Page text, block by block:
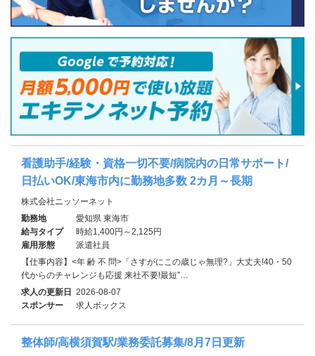
看護助手/経験・資格一切不要/病院内の日常サポート/
日払いOK/東海市内に勤務地多数 2カ月～長期
株式会社ニッソーネット
勤務地
愛知県 東海市
給与タイプ
時給1,400円～2,125円
雇用形態
派遣社員
【仕事内容】<年 齢 不 問>「さすがにこの歳じゃ無理?」大丈夫!40・50
代からのチャレンジも応援 来社不要!最短”…
求人の更新日 2026-08-07
スポンサー
求人ボックス
整体師/高横須賀駅/業務委託募集/8月7日更新